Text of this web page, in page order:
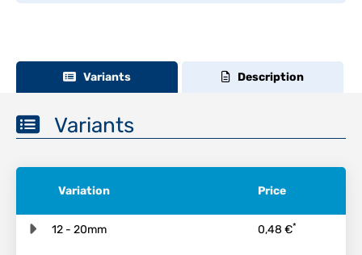
Variants Description
Variants
Variation Price
12 - 20mm 0,48 €*